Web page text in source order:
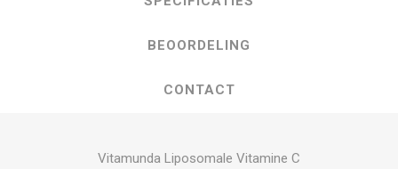
BEOORDELING
CONTACT
Vitamunda Liposomale Vitamine C